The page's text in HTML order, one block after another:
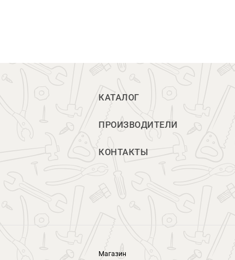
КАТАЛОГ
ПРОИЗВОДИТЕЛИ
КОНТАКТЫ
Магазин